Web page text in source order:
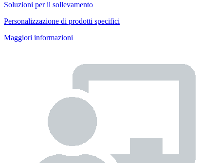
Soluzioni per il sollevamento
Personalizzazione di prodotti specifici
Maggiori informazioni